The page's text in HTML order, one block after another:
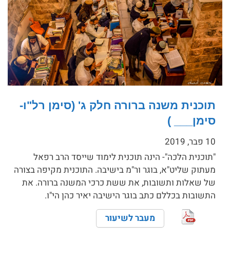
תוכנית משנה ברורה חלק ג' (סימן רל"ו-
סימן___ )
10 פבר, 2019
"תוכנית הלכה"- הינה תוכנית לימוד שייסד הרב רפאל
מעתוק שליט"א, בוגר ור"מ בישיבה. התוכנית מקיפה בצורה
של שאלות ותשובות, את ששת כרכי המשנה ברורה. את
התשובות בכללם כתב בוגר הישיבה יאיר כהן הי"ו.